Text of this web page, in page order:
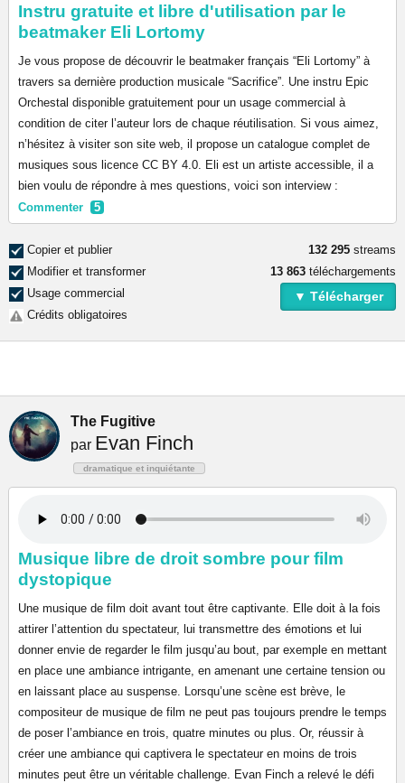
Instru gratuite et libre d'utilisation par le
beatmaker Eli Lortomy
Je vous propose de découvrir le beatmaker français “Eli Lortomy” à
travers sa dernière production musicale “Sacrifice”. Une instru Epic
Orchestal disponible gratuitement pour un usage commercial à
condition de citer l’auteur lors de chaque réutilisation. Si vous aimez,
n’hésitez à visiter son site web, il propose un catalogue complet de
musiques sous licence CC BY 4.0. Eli est un artiste accessible, il a
bien voulu de répondre à mes questions, voici son interview :
Commenter 5
Copier et publier
Modifier et transformer
Usage commercial
Crédits obligatoires
132 295 streams
13 863 téléchargements
▼ Télécharger
The Fugitive
par Evan Finch
dramatique et inquiétante
Musique libre de droit sombre pour film
dystopique
Une musique de film doit avant tout être captivante. Elle doit à la fois
attirer l’attention du spectateur, lui transmettre des émotions et lui
donner envie de regarder le film jusqu’au bout, par exemple en mettant
en place une ambiance intrigante, en amenant une certaine tension ou
en laissant place au suspense. Lorsqu’une scène est brève, le
compositeur de musique de film ne peut pas toujours prendre le temps
de poser l’ambiance en trois, quatre minutes ou plus. Or, réussir à
créer une ambiance qui captivera le spectateur en moins de trois
minutes peut être un véritable challenge. Evan Finch a relevé le défi